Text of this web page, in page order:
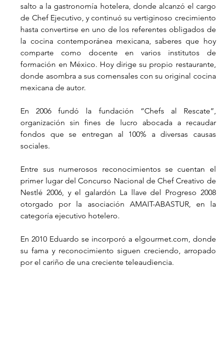
salto a la gastronomía hotelera, donde alcanzó el cargo
de Chef Ejecutivo, y continuó su vertiginoso crecimiento
hasta convertirse en uno de los referentes obligados de
la cocina contemporánea mexicana, saberes que hoy
comparte como docente en varios institutos de
formación en México. Hoy dirige su propio restaurante,
donde asombra a sus comensales con su original cocina
mexicana de autor.
En 2006 fundó la fundación “Chefs al Rescate”,
organización sin fines de lucro abocada a recaudar
fondos que se entregan al 100% a diversas causas
sociales.
Entre sus numerosos reconocimientos se cuentan el
primer lugar del Concurso Nacional de Chef Creativo de
Nestlé 2006, y el galardón La llave del Progreso 2008
otorgado por la asociación AMAIT-ABASTUR, en la
categoría ejecutivo hotelero.
En 2010 Eduardo se incorporó a elgourmet.com, donde
su fama y reconocimiento siguen creciendo, arropado
por el cariño de una creciente teleaudiencia.